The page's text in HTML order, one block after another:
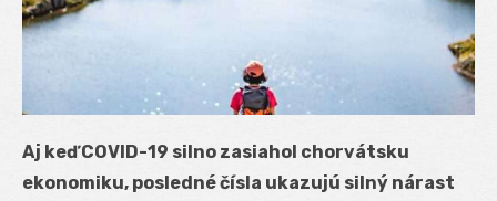
Aj keď COVID-19 silno zasiahol chorvátsku
ekonomiku, posledné čísla ukazujú silný nárast